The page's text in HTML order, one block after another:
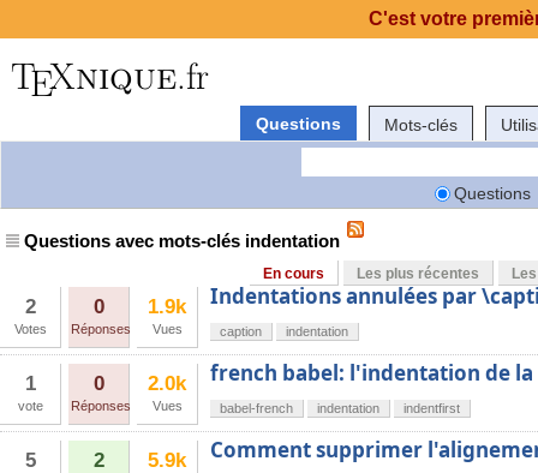
Questions Mots-clés
Questions
Questions avec mots-clés indentation
En cours Les plus récentes
2
Votes
0
Réponses
1.9k
Vues
Indentations annulées par
caption indentation
1
vote
0
Réponses
2.0k
Vues
french babel: l'indentation de
babel-french indentation indentfirst
5 2 5.9k Comment supprimer
C'est votre